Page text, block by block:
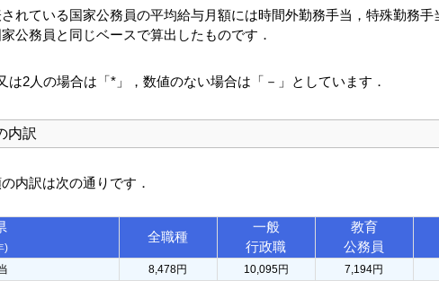
されている国家公務員の平均給与月額には時間外勤務手当，特殊勤務
公務員と同じベースで算出したものです．
は2人の場合は「*」，数値のない場合は「－」としています．
内訳
内訳は次の通りです．
)
全職種
一般
行政職
教育
公務員
8,478円 10,095円 7,194円